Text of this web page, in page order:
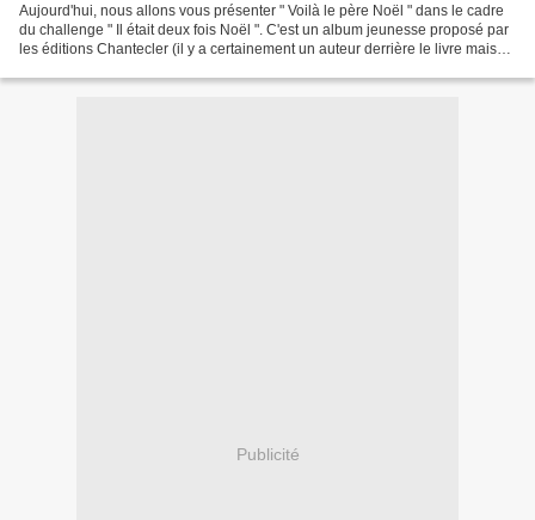
Aujourd'hui, nous allons vous présenter " Voilà le père Noël " dans le cadre
du challenge " Il était deux fois Noël ". C'est un album jeunesse proposé par
les éditions Chantecler (il y a certainement un auteur derrière le livre mais
Publicité